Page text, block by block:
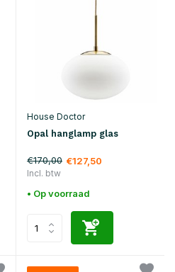
House Doctor
Opal hanglamp glas
€170,00 €127,50
Incl. btw
• Op voorraad